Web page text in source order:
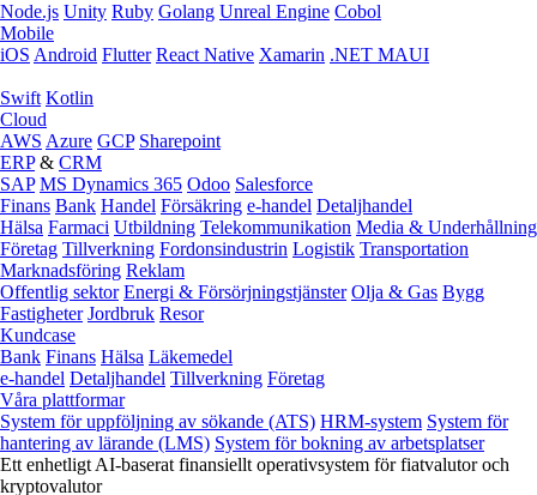
Node.js Unity Ruby Golang Unreal Engine Cobol
Mobile
iOS Android Flutter React Native Xamarin .NET MAUI
Swift Kotlin
Cloud
AWS Azure GCP Sharepoint
ERP& CRM
SAP MS Dynamics 365 Odoo Salesforce
Finans Bank Handel Försäkring e‑handel Detaljhandel
Hälsa Farmaci Utbildning Telekommunikation Media & Underhållning
Företag Tillverkning Fordonsindustrin Logistik Transportation
Marknadsföring Reklam
Offentlig sektor Energi & Försörjningstjänster Olja & Gas Bygg
Fastigheter Jordbruk Resor
Kundcase
Bank Finans Hälsa Läkemedel
e‑handel Detaljhandel Tillverkning Företag
Våra plattformar
System för uppföljning av sökande (ATS) HRM-system System för
hantering av lärande (LMS) System för bokning av arbetsplatser
Ett enhetligt AI-baserat finansiellt operativsystem för fiatvalutor och
kryptovalutor